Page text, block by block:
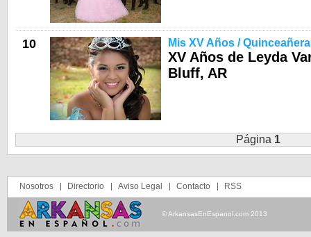
10 Mis XV Años /
XV Años de Leyda
Bluff, AR
Página 1
Nosotros Directorio Aviso Legal Contacto RSS
© ArkansasEnEspanol.com 2013